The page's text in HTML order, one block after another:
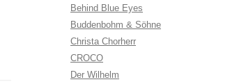
Behind Blue Eyes
Buddenbohm & Söhne
Christa Chorherr
CROCO
Der Wilhelm